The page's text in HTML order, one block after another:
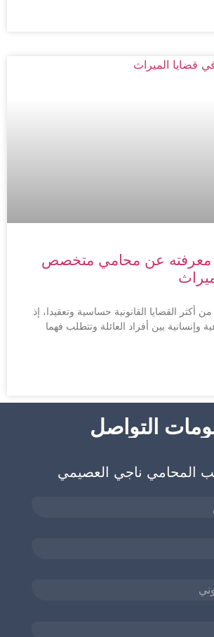
عن محامي متخصص
القضايا القانونية حساسية وتعقيدا، إذ
بين أفراد العائلة وتتطلب فهما
التواصل
ناجي العصيمي